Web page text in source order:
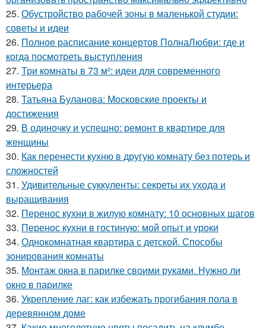
25. Обустройство рабочей зоны в маленькой студии:
советы и идеи
26. Полное расписание концертов ПолнаЛюбви: где и
когда посмотреть выступления
27. Три комнаты в 73 м²: идеи для современного
интерьера
28. Татьяна Буланова: Московские проекты и
достижения
29. В одиночку и успешно: ремонт в квартире для
женщины
30. Как перенести кухню в другую комнату без потерь и
сложностей
31. Удивительные суккуленты: секреты их ухода и
выращивания
32. Перенос кухни в жилую комнату: 10 основных шагов
33. Перенос кухни в гостиную: мой опыт и уроки
34. Однокомнатная квартира с детской. Способы
зонирования комнаты
35. Монтаж окна в парилке своими руками. Нужно ли
окно в парилке
36. Укрепление лаг: как избежать прогибания пола в
деревянном доме